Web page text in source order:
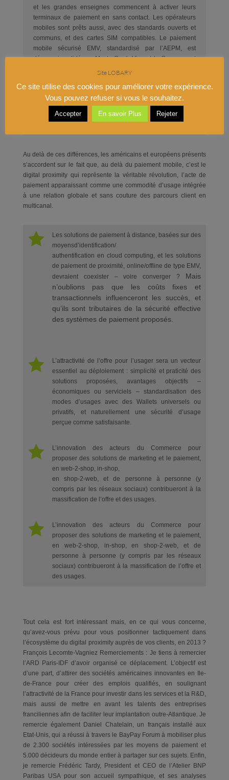
et les grandes enseignes commencent à activer leurs
terminaux de paiement en sans contact. Les opérateurs
mobiles sont prêts aussi, avec des standards ouverts et
communs, et des cartes SIM compatibles. Le paiement
mobile sécurisé EMV, standardisé par l’AEPM, est
désormais validé par MasterCard, Visa et le Groupement
modification fondamentale des architectures « card
present ». C’est un atout important qui devrait jouer en
faveur du NFC en Europe, à condition toutefois de réussir
à séduire les clients.
Au delà de ces différences, les américains et européens présents
s’accordent sur le fait que, au delà du paiement mobile, c’est le
digital proximity qui représente la véritable révolution, l’acte de
paiement apparaissant comme une commodité d’usage intégrée
à une relation globale et sans couture des parcours client en
multicanal.

Les solutions de paiement à distance, basées sur des
moyensd’identification/
authentification en cloud computing, et les solutions
de paiement de proximité, online/offline de type EMV,
devraient coexister – voire converger ? Mais
n’oublions pas que les coûts fixes et
transactionnels influenceront les succès, et
qu’ils sont tributaires de la sécurité effective
des systèmes de paiement proposés.

L’attractivité de l’offre pour l’usager sera un vecteur
essentiel au déploiement : simplicité et praticité des
solutions proposées, avantages objectifs –
économiques ou serviciels – standardisation des
modes d’usages avec des Wallets universels ou
privatifs, et naturellement une sécurité d’usage
perçue comme satisfaisante.

L’innovation des acteurs du Commerce pour
proposer des solutions de marketing et le paiement,
en web-2-shop, in-shop,
en shop-2-web, et de personne à personne (y
compris par les réseaux sociaux) contribueront à la
massification de l’offre et des usages.

L’innovation des acteurs du Commerce pour
proposer des solutions de marketing et le paiement,
en web-2-shop, in-shop, en shop-2-web, et de
personne à personne (y compris par les réseaux
sociaux) contribueront à la massification de l’offre et
des usages.
Tout cela est fort intéressant mais, en ce qui vous concerne,
qu’avez-vous prévu pour vous positionner tactiquement dans
l’écosystème du digital proximity auprès de vos clients, en 2013 ?
François Lecomte-Vagniez Remerciements : Je tiens à remercier
l’ARD Paris-IDF d’avoir organisé ce déplacement. L’objectif est
d’une part, d’attirer des sociétés américaines innovantes en Ile-
de-France pour créer des emplois qualifiés, en soulignant
l’attractivité de la France pour investir dans les services et la R&D,
mais aussi de mettre en avant les talents des entreprises
franciliennes afin de faciliter leur implantation outre-Atlantique. Je
remercie également Daniel Chatelain, un français installé aux
Etat-Unis, qui a réussi à travers le BayPay Forum à mobiliser plus
de 2.300 sociétés intéressées par les moyens de paiement et
5.000 décideurs du monde entier à partager sur ces sujets. Enfin,
je remercie Frédéric Tardy, President et CEO de l’Atelier BNP
Paribas USA pour son accueil sympathique, et ses analyses
Site LOBARY
Ce site utilise des cookies pour améliorer votre expérience.
Vous pouvez refuser si vous le souhaitez.
Accepter En savoir Plus Rejeter